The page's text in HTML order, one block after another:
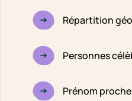
Répartition
Personnes
Prénom